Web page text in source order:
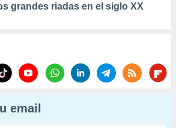
grandes riadas en el siglo XX
email